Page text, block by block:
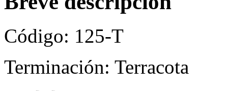
Código: 125-T
Terminación: Terracota